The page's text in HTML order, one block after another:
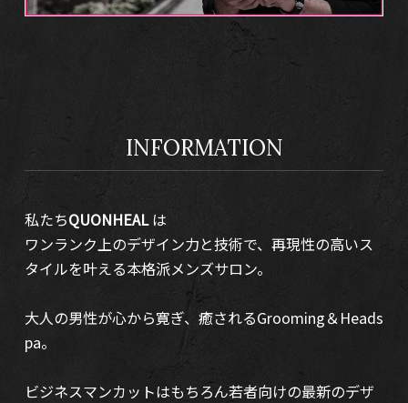
INFORMATION
私たちQUONHEALは
ワンランク上のデザイン力と技術で、再現性の高いス
タイルを叶える本格派メンズサロン。
大人の男性が心から寛ぎ、癒されるGrooming＆Heads
pa。
ビジネスマンカットはもちろん若者向けの最新のデザ